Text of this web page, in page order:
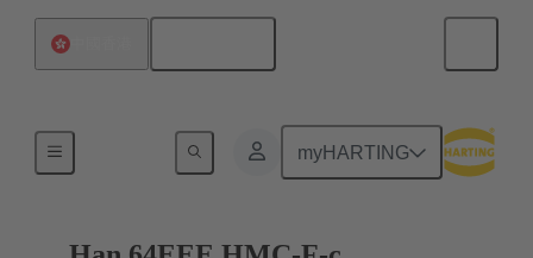
myHARTING